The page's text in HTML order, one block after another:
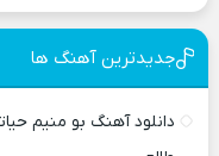
جدیدترین آهنگ ها
دانلود آهنگ بو منیم